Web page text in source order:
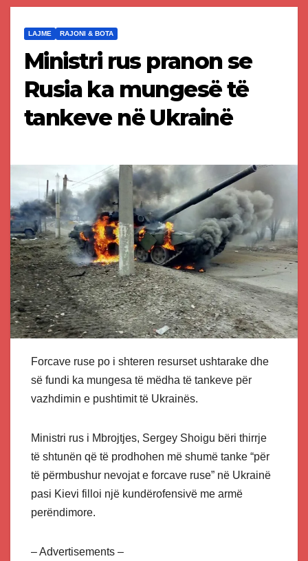
LAJME RAJONI & BOTA
Ministri rus pranon se
Rusia ka mungesë të
tankeve në Ukrainë
Forcave ruse po i shteren resurset ushtarake dhe
së fundi ka mungesa të mëdha të tankeve për
vazhdimin e pushtimit të Ukrainës.
Ministri rus i Mbrojtjes, Sergey Shoigu bëri thirrje
të shtunën që të prodhohen më shumë tanke “për
të përmbushur nevojat e forcave ruse” në Ukrainë
pasi Kievi filloi një kundërofensivë me armë
perëndimore.
– Advertisements –